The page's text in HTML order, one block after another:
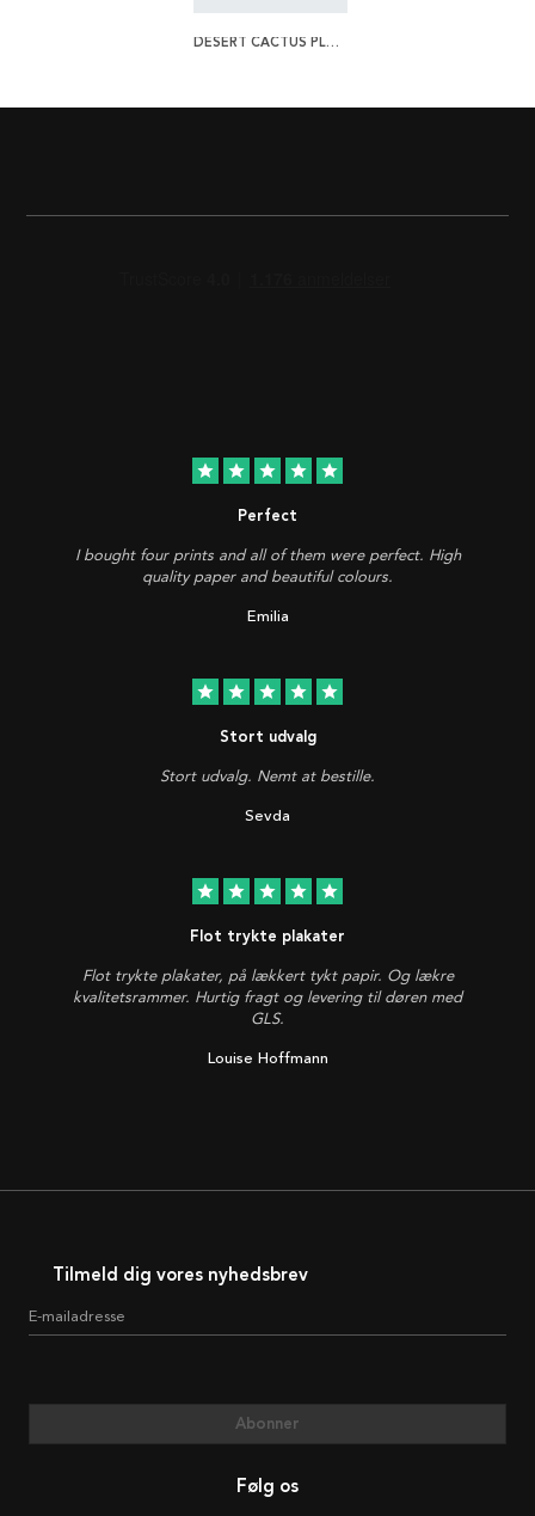
DESERT CACTUS PLAKAT
star star star star star
Perfect
I bought four prints and all of them were perfect. High
quality paper and beautiful colours.
Emilia
star star star star star
Stort udvalg
Stort udvalg. Nemt at bestille.
Sevda
star star star star star
Flot trykte plakater
Flot trykte plakater, på lækkert tykt papir. Og lækre
kvalitetsrammer. Hurtig fragt og levering til døren med
GLS.
Louise Hoffmann
Tilmeld dig vores nyhedsbrev
E-mailadresse
Abonner
Følg os